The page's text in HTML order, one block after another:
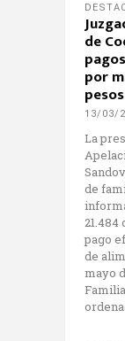
de
por
pesos
13/03/
La
de
pago
de
mayo